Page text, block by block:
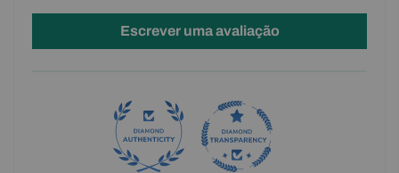
Escrever uma avaliação